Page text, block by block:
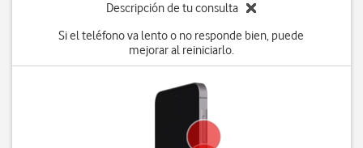
Descripción de tu consulta
Si el teléfono va lento o no responde bien, puede
mejorar al reiniciarlo.